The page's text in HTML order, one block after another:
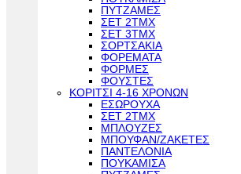
ΠΥΤΖΑΜΕΣ
ΣΕΤ 2ΤΜΧ
ΣΕΤ 3ΤΜΧ
ΣΟΡΤΣΑΚΙΑ
ΦΟΡΕΜΑΤΑ
ΦΟΡΜΕΣ
ΦΟΥΣΤΕΣ
ΚΟΡΙΤΣΙ 4-16 ΧΡΟΝΩΝ
ΕΣΩΡΟΥΧΑ
ΣΕΤ 2ΤΜΧ
ΜΠΛΟΥΖΕΣ
ΜΠΟΥΦΑΝ/ΖΑΚΕΤΕΣ
ΠΑΝΤΕΛΟΝΙΑ
ΠΟΥΚΑΜΙΣΑ